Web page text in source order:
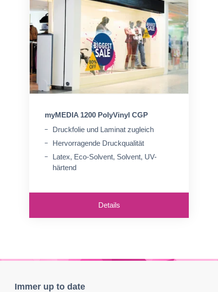
myMEDIA 1200 PolyVinyl CGP
Druckfolie und Laminat zugleich
Hervorragende Druckqualität
Latex, Eco-Solvent, Solvent, UV-
härtend
Details
Immer up to date